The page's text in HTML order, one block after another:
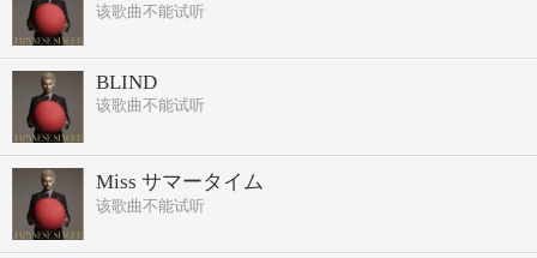
该歌曲不能试听
BLIND
该歌曲不能试听
Miss サマータイム
该歌曲不能试听